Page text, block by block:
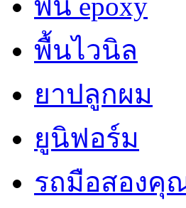
พื้นไวนิล
ยาปลูกผม
ยูนิฟอร์ม
รถมือสองคุ